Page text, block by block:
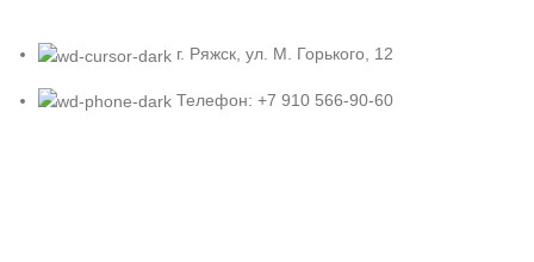
г. Ряжск, ул. М. Горького, 12
Телефон: +7 910 566-90-60